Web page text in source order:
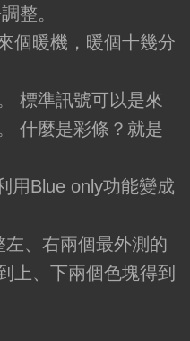
整。
個暖機，暖個十幾分
標準訊號可以是來
什麼是彩條？就是
用Blue only功能變成
、右兩個最外測的
上、下兩個色塊得到